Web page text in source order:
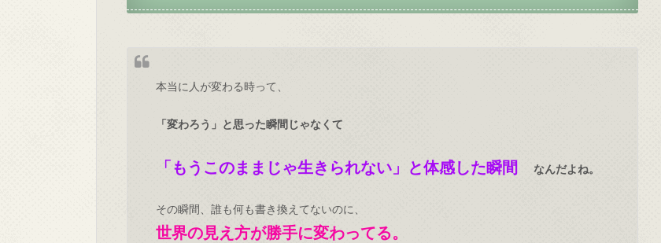
本当に人が変わる時って、
「変わろう」と思った瞬間じゃなくて
「もうこのままじゃ生きられない」と体感した瞬間なんだよね。
その瞬間、誰も何も書き換えてないのに、
世界の見え方が勝手に変わってる。